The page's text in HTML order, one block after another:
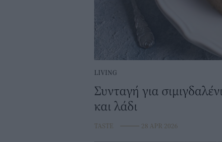
LIVING
Συνταγή για
και λάδι
TASTE ⸻ 28 APR 2026